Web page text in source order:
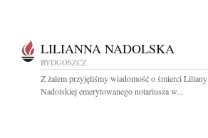
LILIANNA NADOLSKA
BYDGOSZCZ
Z żalem przyjęliśmy wiadomość o śmierci Liliany
Nadolskiej emerytowanego notariusza w...